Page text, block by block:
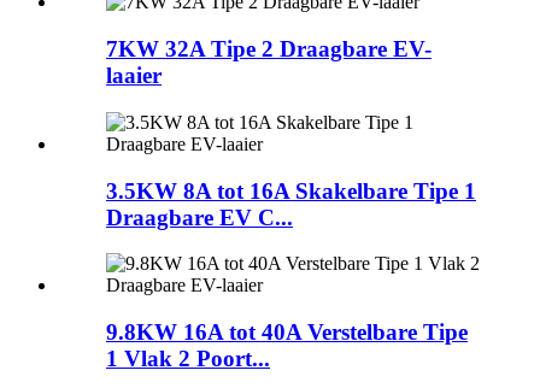
7KW 32A Tipe 2 Draagbare EV-
laaier
3.5KW 8A tot 16A Skakelbare Tipe 1
Draagbare EV C...
9.8KW 16A tot 40A Verstelbare Tipe
1 Vlak 2 Poort...